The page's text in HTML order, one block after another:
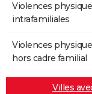
Violences
intrafamiliales
Violences
hors cadre familial
Villes